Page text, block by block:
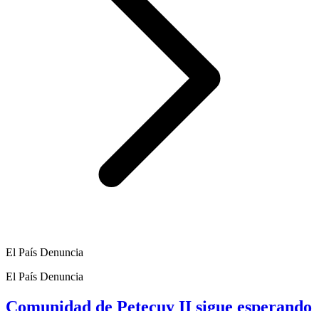
El País Denuncia
El País Denuncia
Comunidad de Petecuy II sigue esperando